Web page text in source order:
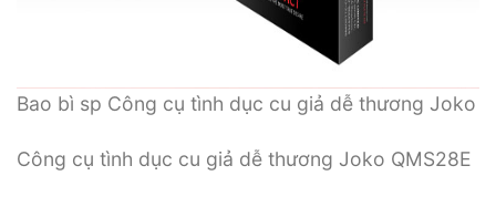
Bao bì sp Công cụ tình dục cu giả dễ thương Joko
Công cụ tình dục cu giả dễ thương Joko QMS28E